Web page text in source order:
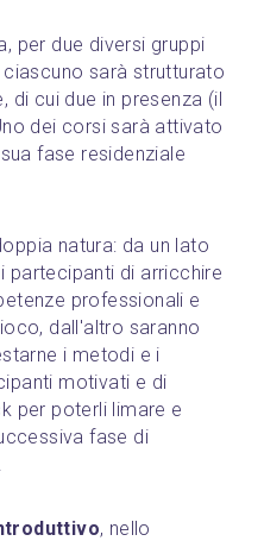
per due diversi gruppi
sarà strutturato
di cui due in presenza (il
dei corsi sarà attivato
fase residenziale
natura: da un lato
partecipanti di arricchire
professionali e
dall'altro saranno
i metodi e i
motivati e di
per poterli limare e
fase di
, nello